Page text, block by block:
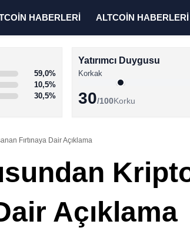
HABERLERİ ALTCOİN HABERLERİ
59,0%
10,5%
30,5%
Yatırımcı Duygusu
Korkak
30/100Korku
Fırtınaya Dair Açıklama
Açıklama